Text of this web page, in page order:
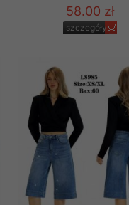
58.00 zł
szczegóły